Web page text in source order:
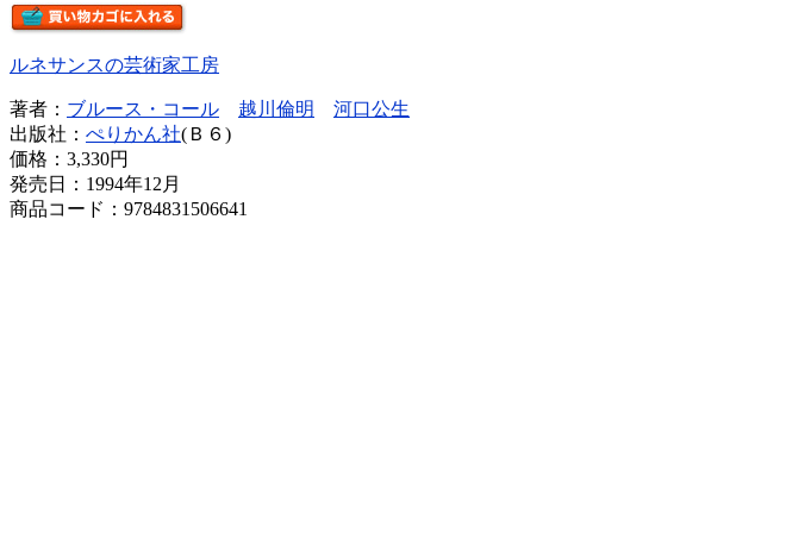
ルネサンスの芸術家工房
著者： ブルース・コール 越川倫明
河口公生
出版社： ぺりかん社(Ｂ６)
価格： 3,330円
発売日：1994年12月
商品コード：9784831506641